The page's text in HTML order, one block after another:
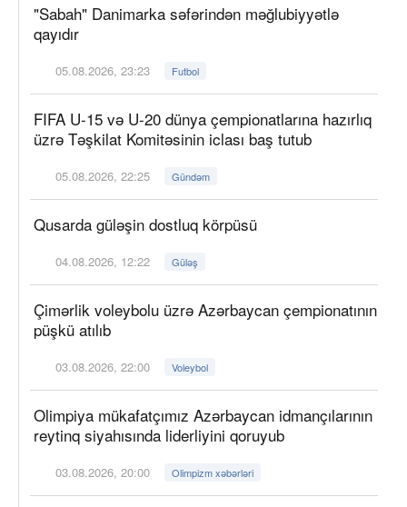
"Sabah" Danimarka səfərindən məğlubiyyətlə
qayıdır
05.08.2026, 23:23 Futbol
FIFA U-15 və U-20 dünya çempionatlarına hazırlıq
üzrə Təşkilat Komitəsinin iclası baş tutub
05.08.2026, 22:25 Gündəm
Qusarda güləşin dostluq körpüsü
04.08.2026, 12:22 Güləş
Çimərlik voleybolu üzrə Azərbaycan çempionatının
püşkü atılıb
03.08.2026, 22:00 Voleybol
Olimpiya mükafatçımız Azərbaycan idmançılarının
reytinq siyahısında liderliyini qoruyub
03.08.2026, 20:00 Olimpizm xəbərləri